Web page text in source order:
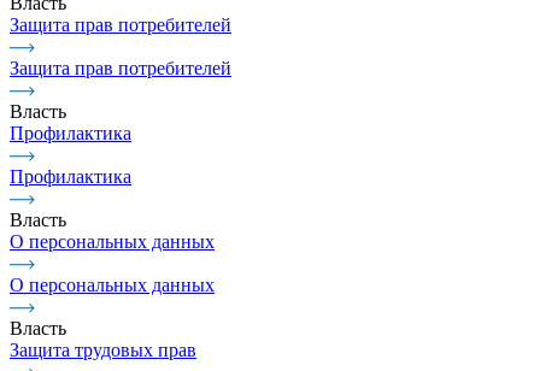
Защита прав потребителей
Защита прав потребителей
Власть
Профилактика
Профилактика
Власть
О персональных данных
О персональных данных
Власть
Защита трудовых прав